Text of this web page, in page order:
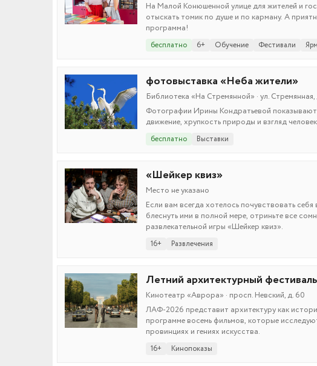
На Малой Конюшенной улице для жителей и
отыскать томик по душе и по карману. А
программа!
бесплатно 6+ Обучение Фестивали
фотовыставка «Неба жители»
Библиотека «На Стремянной» · ул. Стремянная,
Фотографии Ирины Кондратьевой
движение, хрупкость природы и взгляд
бесплатно Выставки
«Шейкер квиз»
Место не указано
Если вам всегда хотелось почувствовать
блеснуть ими в полной мере, отриньте все
развлекательной игры «Шейкер квиз».
16+ Развлечения
Летний архитектурный
Кинотеатр «Аврора» · просп. Невский, д. 60
ЛАФ-2026 представит архитектуру как
программе восемь фильмов, которые
провинциях и гениях искусства.
16+ Кинопоказы